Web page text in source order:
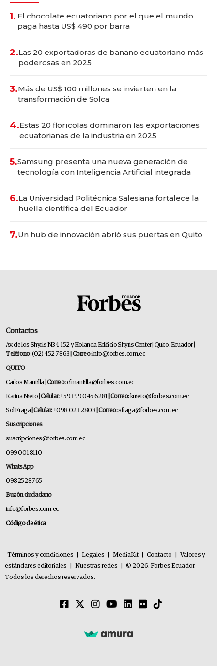
1. El chocolate ecuatoriano por el que el mundo
paga hasta US$ 490 por barra
2.Las 20 exportadoras de banano ecuatoriano más
poderosas en 2025
3.Más de US$ 100 millones se invierten en la
transformación de Solca
4.Estas 20 florícolas dominaron las exportaciones
ecuatorianas de la industria en 2025
5.Samsung presenta una nueva generación de
tecnología con Inteligencia Artificial integrada
6.La Universidad Politécnica Salesiana fortalece la
huella científica del Ecuador
7.Un hub de innovación abrió sus puertas en Quito
Contactos
Av. de los Shyris N34-152 y Holanda Edificio Shyris Center | Quito, Ecuador
Teléfono:(02) 452 7863 | Correo:info@forbes.com.ec
QUITO
Carlos Mantilla | Correo:cfmantilla@forbes.com.ec
Karina Nieto | Celular:+593 99 045 6281 | Correo:knieto@forbes.com.ec
Sol Fraga| Celular:+098 023 2808 | Correo:sfraga@forbes.com.ec
Suscripciones
suscripciones@forbes.com.ec
099 001 8110
WhatsApp
0982528765
Buzón ciudadano
info@forbes.com.ec
Código de ética
Términos y condiciones Legales MediaKit Contacto
Valores y
estándares editoriales
Nuestras redes
© 2026. Forbes Ecuador.
Todos los derechos reservados.